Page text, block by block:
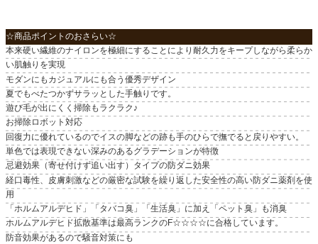
☆商品ポイントのおさらい☆
本来硬い繊維のナイロンを極細にすることにより耐久力をキープしながら柔らか
い肌触りを実現
モダンにもカジュアルにも合う優秀デザイン
夏でもべたつかずサラッとした手触りです。
遊び毛が出にくく掃除もラクラク♪
お掃除ロボット対応
回復力に優れているのでイスの脚などの跡も手のひらで撫でると戻りやすい。
単色では表現できない深みのあるグラデーションが特徴
忌避効果（寄せ付けず追い出す）タイプの防ダニ効果
経口毒性、皮膚刺激などの厳密な試験を繰り返した安全性の高い防ダニ薬剤を使
用
「ホルムアルデヒド」「タバコ臭」「生活臭」に加え「ペット臭」も消臭
ホルムアルデヒド拡散基準は最高ランクのF☆☆☆☆に合格しています。
防音効果があるので騒音対策にも